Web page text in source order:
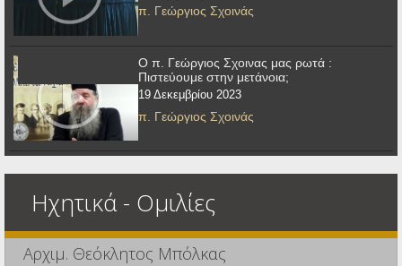
π. Γεώργιος Σχοινάς
Ο π. Γεώργιος Σχοινας μας ρωτά :
Πιστεύουμε στην μετάνοια;
19 Δεκεμβρίου 2023
π. Γεώργιος Σχοινάς
Ηχητικά - Ομιλίες
Αρχιμ. Θεόκλητος Μπόλκας